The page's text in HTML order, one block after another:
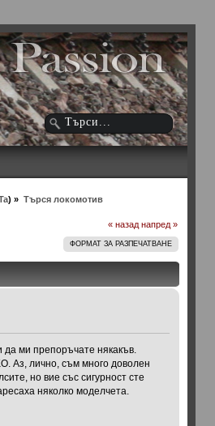
) » Търся локомотив
« назад напред »
ФОРМАТ ЗА РАЗПЕЧАТВАНЕ
да ми препоръчате някакъв.
Аз, лично, съм много доволен
но вие със сигурност сте
няколко моделчета.